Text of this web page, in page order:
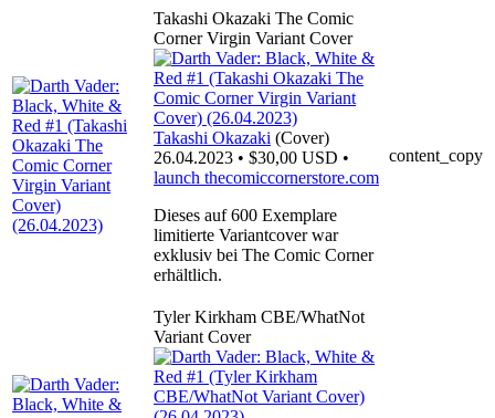
Takashi Okazaki The Comic
Corner Virgin Variant Cover
Takashi Okazaki (Cover)
26.04.2023 • $30,00 USD •
launch thecomiccornerstore.com
Dieses auf 600 Exemplare
limitierte Variantcover war
exklusiv bei The Comic Corner
erhältlich.
content_copy
Tyler Kirkham CBE/WhatNot
Variant Cover